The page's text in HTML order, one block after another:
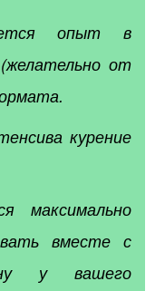
опыт в
от
курение
максимально
вместе с
у вашего